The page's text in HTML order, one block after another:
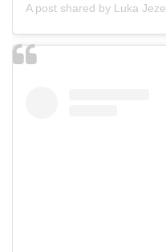
A post shared by Luka